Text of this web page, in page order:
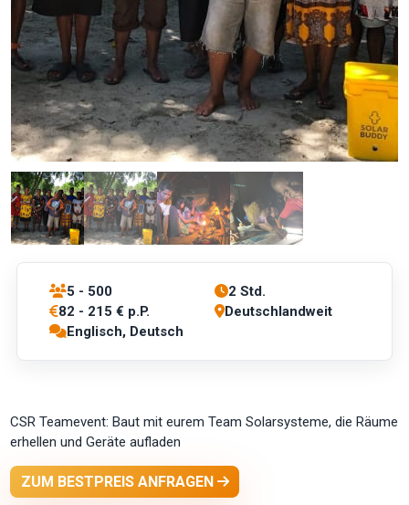
5 - 500
2 Std.
82 - 215 € p.P.
Deutschlandweit
Englisch, Deutsch
CSR Teamevent: Baut mit eurem Team Solarsysteme, die Räume
erhellen und Geräte aufladen
ZUM BESTPREIS ANFRAGEN